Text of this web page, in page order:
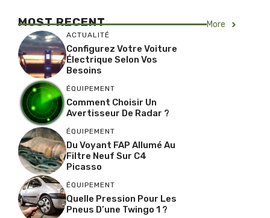
MOST RECENT More
ACTUALITÉ
Configurez Votre Voiture
Électrique Selon Vos
Besoins
ÉQUIPEMENT
Comment Choisir Un
Avertisseur De Radar ?
ÉQUIPEMENT
Du Voyant FAP Allumé Au
Filtre Neuf Sur C4
Picasso
ÉQUIPEMENT
Quelle Pression Pour Les
Pneus D’une Twingo 1 ?